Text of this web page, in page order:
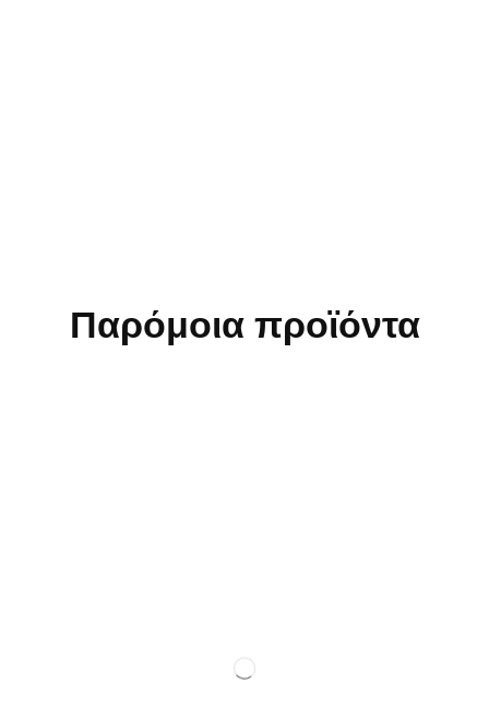
Παρόμοια προϊόντα